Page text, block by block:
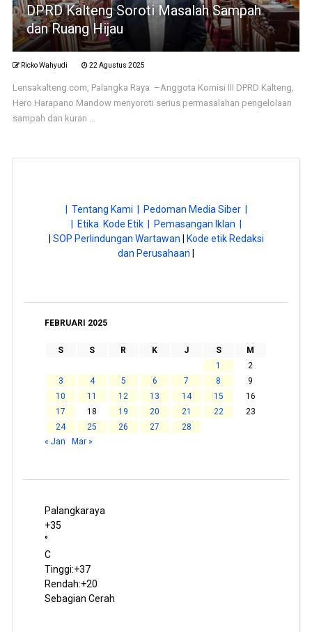
DPRD Kalteng Soroti Masalah Sampah
dan Ruang Hijau
Ricko Wahyudi 22 Agustus 2025
Lensakalteng.com, Palangka Raya –Anggota Komisi III DPRD Kalteng,
Hero Harapano Mandow menyoroti serius permasalahan pengelolaan
sampah dan kuran ...
| Tentang Kami |
Pedoman Media Siber |
| Etika Kode Etik |
Pemasangan Iklan |
SOP Perlindungan Wartawan
Kode etik Redaksi
dan Perusahaan
FEBRUARI 2025
S S R K J S
M
1
2
3
4 5 6 7 8
9
10
11 12 13 14 15
16
17
18 19 20 21 22
23
24
25 26 27
28
« Jan
Mar »
Palangkaraya
+35
°
C
Tinggi:+37
Rendah:+20
Sebagian Cerah